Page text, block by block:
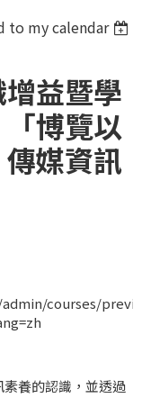
to my calendar
益暨學
博覽以
媒資訊
courses/
養的認識，並透過